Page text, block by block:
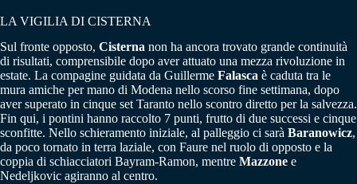
LA VIGILIA DI CISTERNA
Sul fronte opposto, Cisterna non ha ancora trovato grande continuità
di risultati, comprensibile dopo aver attuato una mezza rivoluzione in
estate. La compagine guidata da Guillerme Falasca è caduta tra le
mura amiche per mano di Modena nello scorso fine settimana, dopo
aver superato in cinque set Taranto nello scontro diretto per la salvezza.
Fin qui, i pontini hanno raccolto 7 punti, frutto di due successi e cinque
sconfitte. Nello schieramento iniziale, al palleggio ci sarà Baranowicz,
da poco tornato in terra laziale, con Faure nel ruolo di opposto e la
coppia di schiacciatori Bayram-Ramon, mentre Mazzone e
Nedeljkovic agiranno al centro.